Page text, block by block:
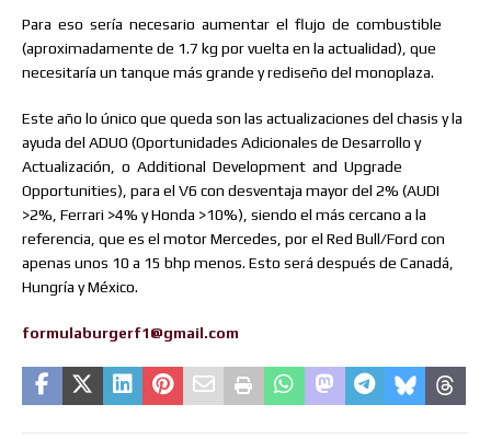
Para eso sería necesario aumentar el flujo de combustible
(aproximadamente de 1.7 kg por vuelta en la actualidad), que
necesitaría un tanque más grande y rediseño del monoplaza.
Este año lo único que queda son las actualizaciones del chasis y la
ayuda del ADUO (Oportunidades Adicionales de Desarrollo y
Actualización,
o Additional Development and Upgrade
Opportunities), para el V6 con desventaja mayor del 2% (AUDI
>2%, Ferrari >4% y Honda >10%), siendo el más cercano a la
referencia, que es el motor Mercedes, por el Red Bull/Ford con
apenas unos 10 a 15 bhp menos. Esto será después de Canadá,
Hungría y México.
formulaburgerf1@gmail.com